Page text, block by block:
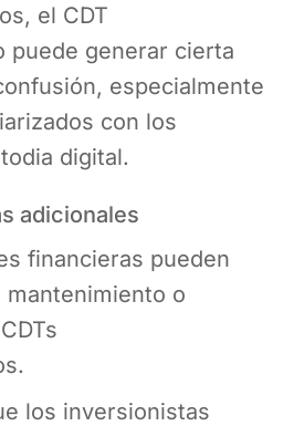
el CDT
puede generar cierta
especialmente
con los
digital.
adicionales
financieras pueden
o
los inversionistas